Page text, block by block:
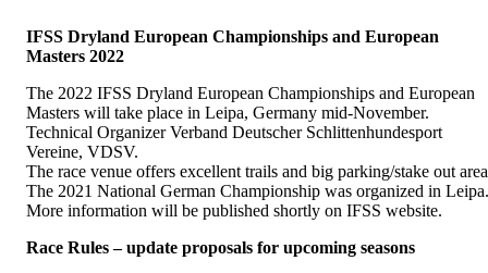
IFSS Dryland European Championships and European
Masters 2022
The 2022 IFSS Dryland European Championships and European
Masters will take place in Leipa, Germany mid-November.
Technical Organizer Verband Deutscher Schlittenhundesport
Vereine, VDSV.
The race venue offers excellent trails and big parking/stake out
The 2021 National German Championship was organized in Leipa.
More information will be published shortly on IFSS website.
Race Rules – update proposals for upcoming seasons